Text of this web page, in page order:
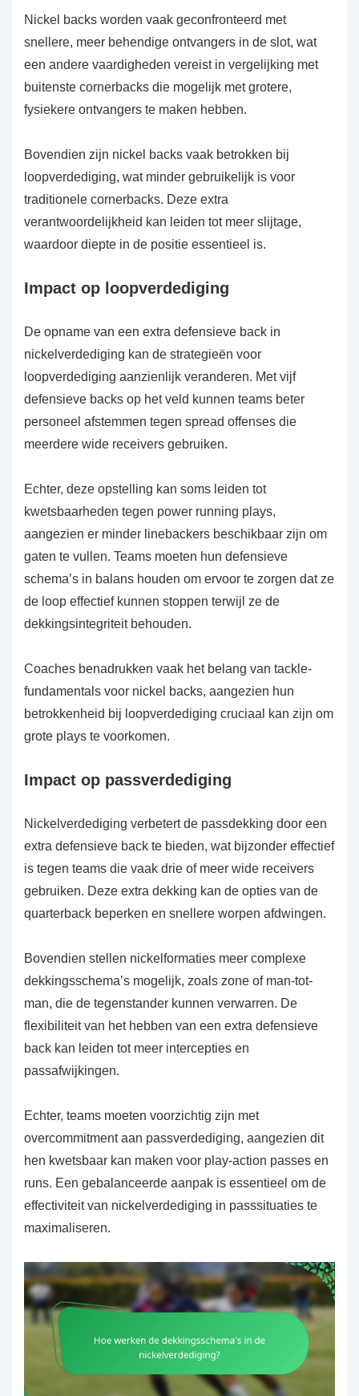
Nickel backs worden vaak geconfronteerd met
snellere, meer behendige ontvangers in de slot, wat
een andere vaardigheden vereist in vergelijking met
buitenste cornerbacks die mogelijk met grotere,
fysiekere ontvangers te maken hebben.
Bovendien zijn nickel backs vaak betrokken bij
loopverdediging, wat minder gebruikelijk is voor
traditionele cornerbacks. Deze extra
verantwoordelijkheid kan leiden tot meer slijtage,
waardoor diepte in de positie essentieel is.
Impact op loopverdediging
De opname van een extra defensieve back in
nickelverdediging kan de strategieën voor
loopverdediging aanzienlijk veranderen. Met vijf
defensieve backs op het veld kunnen teams beter
personeel afstemmen tegen spread offenses die
meerdere wide receivers gebruiken.
Echter, deze opstelling kan soms leiden tot
kwetsbaarheden tegen power running plays,
aangezien er minder linebackers beschikbaar zijn om
gaten te vullen. Teams moeten hun defensieve
schema’s in balans houden om ervoor te zorgen dat ze
de loop effectief kunnen stoppen terwijl ze de
dekkingsintegriteit behouden.
Coaches benadrukken vaak het belang van tackle-
fundamentals voor nickel backs, aangezien hun
betrokkenheid bij loopverdediging cruciaal kan zijn om
grote plays te voorkomen.
Impact op passverdediging
Nickelverdediging verbetert de passdekking door een
extra defensieve back te bieden, wat bijzonder effectief
is tegen teams die vaak drie of meer wide receivers
gebruiken. Deze extra dekking kan de opties van de
quarterback beperken en snellere worpen afdwingen.
Bovendien stellen nickelformaties meer complexe
dekkingsschema’s mogelijk, zoals zone of man-tot-
man, die de tegenstander kunnen verwarren. De
flexibiliteit van het hebben van een extra defensieve
back kan leiden tot meer intercepties en
passafwijkingen.
Echter, teams moeten voorzichtig zijn met
overcommitment aan passverdediging, aangezien dit
hen kwetsbaar kan maken voor play-action passes en
runs. Een gebalanceerde aanpak is essentieel om de
effectiviteit van nickelverdediging in passsituaties te
maximaliseren.